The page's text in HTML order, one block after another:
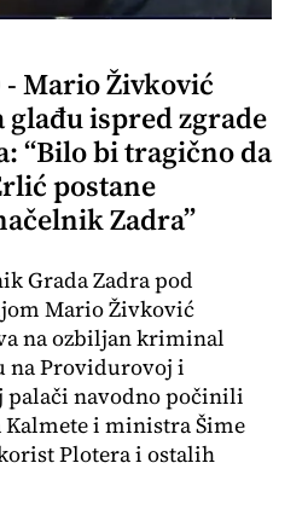
- Mario Živković
glađu ispred zgrade
“Bilo bi tragično da
postane
Zadra”
Grada Zadra pod
Mario Živković
na ozbiljan kriminal
na Providurovoj i
palači navodno počinili
Kalmete i ministra Šime
Plotera i ostalih